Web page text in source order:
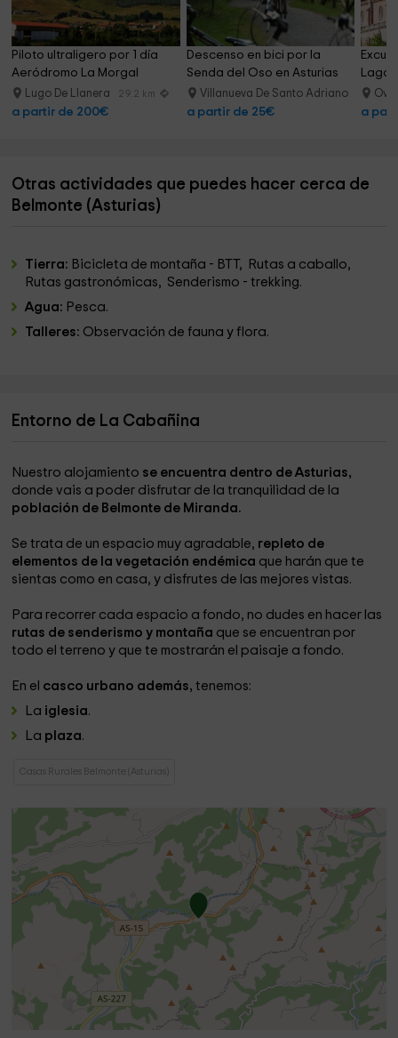
Piloto ultraligero por 1 día
Aeródromo La Morgal
Lugo De Llanera 29.2 km
a partir de 200€
Descenso en bici por la
Senda del Oso en Asturias
Villanueva De Santo Adriano 17.1 km
a partir de 25€ a
Otras actividades que puedes hacer cerca de
Belmonte (Asturias)
Tierra: Bicicleta de montaña - BTT, Rutas a caballo,
Rutas gastronómicas, Senderismo - trekking.
Agua: Pesca.
Talleres: Observación de fauna y flora.
Entorno de La Cabañina
Nuestro alojamiento se encuentra dentro de Asturias,
donde vais a poder disfrutar de la tranquilidad de la
población de Belmonte de Miranda.
Se trata de un espacio muy agradable, repleto de
elementos de la vegetación endémica que harán que te
sientas como en casa, y disfrutes de las mejores vistas.
Para recorrer cada espacio a fondo, no dudes en hacer las
rutas de senderismo y montaña que se encuentran por
todo el terreno y que te mostrarán el paisaje a fondo.
En el casco urbano además, tenemos:
La iglesia.
La plaza.
Casas Rurales Belmonte (Asturias)